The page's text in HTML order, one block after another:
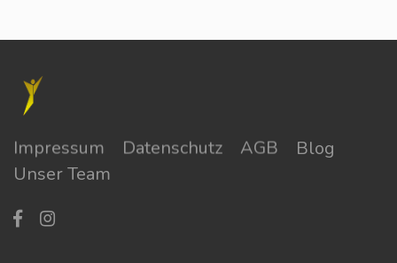
Impressum Datenschutz AGB
Blog
Unser Team